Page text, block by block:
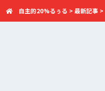
自主的20%るぅる > 最新記事 >